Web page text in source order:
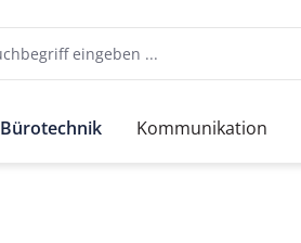
Bürotechnik Kommunikation